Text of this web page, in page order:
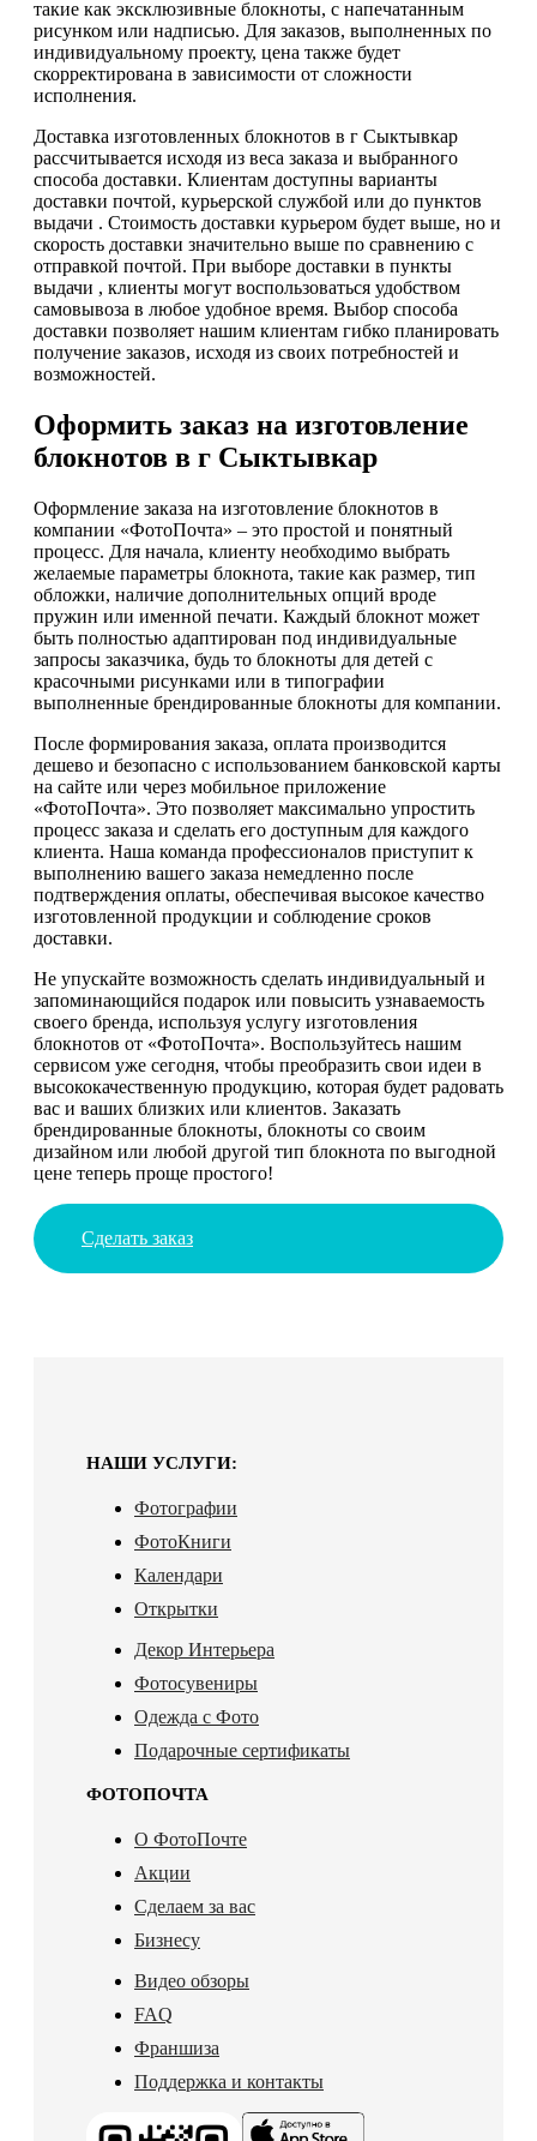
такие как эксклюзивные блокноты, с напечатанным
рисунком или надписью. Для заказов, выполненных по
индивидуальному проекту, цена также будет
скорректирована в зависимости от сложности
исполнения.
Доставка изготовленных блокнотов в г Сыктывкар
рассчитывается исходя из веса заказа и выбранного
способа доставки. Клиентам доступны варианты
доставки почтой, курьерской службой или до пунктов
выдачи . Стоимость доставки курьером будет выше, но и
скорость доставки значительно выше по сравнению с
отправкой почтой. При выборе доставки в пункты
выдачи , клиенты могут воспользоваться удобством
самовывоза в любое удобное время. Выбор способа
доставки позволяет нашим клиентам гибко планировать
получение заказов, исходя из своих потребностей и
возможностей.
Оформить заказ на изготовление
блокнотов в г Сыктывкар
Оформление заказа на изготовление блокнотов в
компании «ФотоПочта» – это простой и понятный
процесс. Для начала, клиенту необходимо выбрать
желаемые параметры блокнота, такие как размер, тип
обложки, наличие дополнительных опций вроде
пружин или именной печати. Каждый блокнот может
быть полностью адаптирован под индивидуальные
запросы заказчика, будь то блокноты для детей с
красочными рисунками или в типографии
выполненные брендированные блокноты для компании.
После формирования заказа, оплата производится
дешево и безопасно с использованием банковской карты
на сайте или через мобильное приложение
«ФотоПочта». Это позволяет максимально упростить
процесс заказа и сделать его доступным для каждого
клиента. Наша команда профессионалов приступит к
выполнению вашего заказа немедленно после
подтверждения оплаты, обеспечивая высокое качество
изготовленной продукции и соблюдение сроков
доставки.
Не упускайте возможность сделать индивидуальный и
запоминающийся подарок или повысить узнаваемость
своего бренда, используя услугу изготовления
блокнотов от «ФотоПочта». Воспользуйтесь нашим
сервисом уже сегодня, чтобы преобразить свои идеи в
высококачественную продукцию, которая будет радовать
вас и ваших близких или клиентов. Заказать
брендированные блокноты, блокноты со своим
дизайном или любой другой тип блокнота по выгодной
цене теперь проще простого!
Сделать заказ
НАШИ УСЛУГИ:
Фотографии
ФотоКниги
Календари
Открытки
Декор Интерьера
Фотосувениры
Одежда с Фото
Подарочные сертификаты
ФОТОПОЧТА
О ФотоПочте
Акции
Сделаем за вас
Бизнесу
Видео обзоры
FAQ
Франшиза
Поддержка и контакты